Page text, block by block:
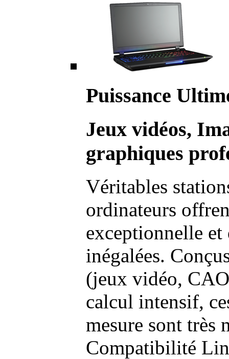
Puissance
Jeux vidéos,
graphiques
Véritables
ordinateurs
exceptionnelle et
inégalées.
(jeux vidéo,
calcul intensif,
mesure sont très
Compatibilité